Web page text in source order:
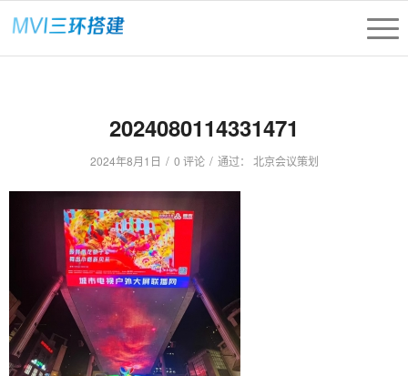
2024080114331471
2024年8月1日 / 0 评论 / 通过： 北京会议策划